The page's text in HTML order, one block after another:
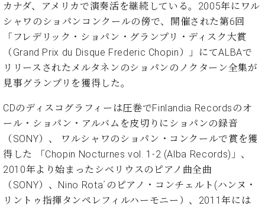
イ
ン
デ
ジ
タ
ル)
ン
ト
情
八
王
子
房
ブ
ロ
グ
ア
ク
セ
ス
カナダ、アメリカで演奏活を継続している。2005年にワル
シャワのショパンコンクールの傍で、開催された第6回
「フレデリック・ショパン・グランプリ・ディスク大賞
（Grand Prix du Disque Frederic Chopin）」にてALBAで
リリースされたメルタネンのショパンのノクターン全集が
見事グランプリを獲得した。
CDのディスコグラフィーは圧巻でFinlandia Recordsのオ
ール・ショパン・アルバムを皮切りにショパンの録音
（SONY）、 ワルシャワのショパン・コンクールで賞を獲
得した 「Chopin Nocturnes vol. 1-2 (Alba Records)」、
2010年より始まったシベリウスのピアノ曲全曲
（SONY）、Nino Rota´のピアノ・コンチェルト(ハンヌ・
リントゥ指揮タンペレフィルハーモニー）、2011年には